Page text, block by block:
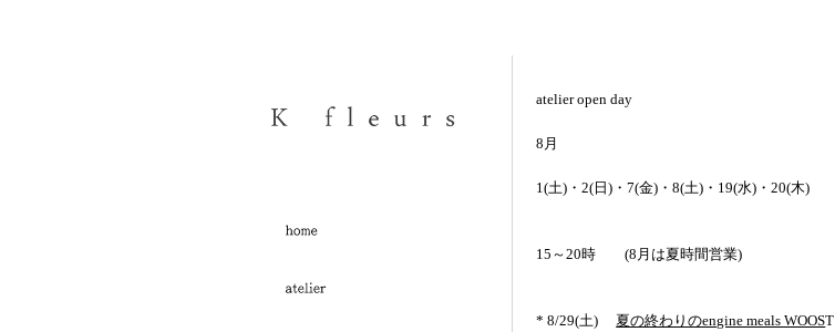
atelier open day
8月
1(土)・2(日)・7(金)・8(土)・19(水)・20(木)
15～20時 (8月は夏時間営業)
* 8/29(土) 夏の終わりのengine meals WOOST